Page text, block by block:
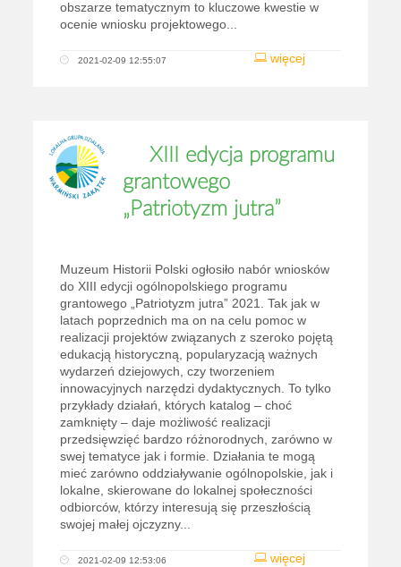
obszarze tematycznym to kluczowe kwestie w
ocenie wniosku projektowego...
więcej
2021-02-09 12:55:07
XIII edycja programu
grantowego
„Patriotyzm jutra”
Muzeum Historii Polski ogłosiło nabór wniosków
do XIII edycji ogólnopolskiego programu
grantowego „Patriotyzm jutra” 2021. Tak jak w
latach poprzednich ma on na celu pomoc w
realizacji projektów związanych z szeroko pojętą
edukacją historyczną, popularyzacją ważnych
wydarzeń dziejowych, czy tworzeniem
innowacyjnych narzędzi dydaktycznych. To tylko
przykłady działań, których katalog – choć
zamknięty – daje możliwość realizacji
przedsięwzięć bardzo różnorodnych, zarówno w
swej tematyce jak i formie. Działania te mogą
mieć zarówno oddziaływanie ogólnopolskie, jak i
lokalne, skierowane do lokalnej społeczności
odbiorców, którzy interesują się przeszłością
swojej małej ojczyzny...
więcej
2021-02-09 12:53:06